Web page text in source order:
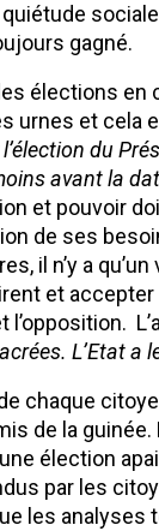
gagné.
élections en
urnes et cela
du
avant la
et pouvoir
de ses
il n’y a
et
l’opposition.
L’Etat a
chaque
de la guinée.
élection
par les
les